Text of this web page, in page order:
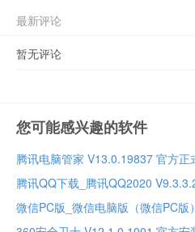
最新评论
暂无评论
您可能感兴趣的软件
腾讯电脑管家 V13.0.19837 官方正
腾讯QQ下载_腾讯QQ2020
微信PC版_微信电脑版（微信PC版